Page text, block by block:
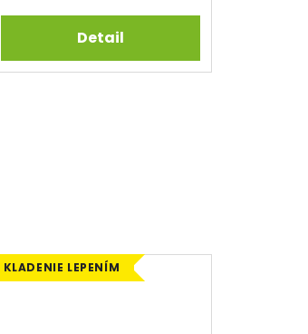
Detail
KLADENIE LEPENÍM